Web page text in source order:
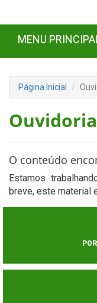
MENU
Página Inicial
O conteúdo
Estamos
breve, este material